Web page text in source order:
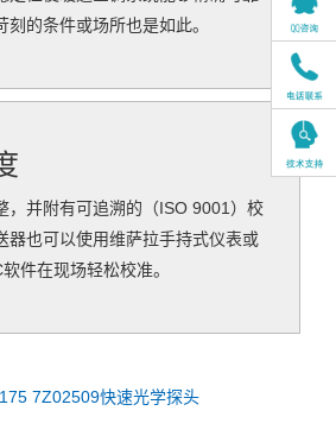
的条件或场所也是如此。
，并附有可追溯的（ISO 9001）校
器也可以使用维萨拉手持式仪表或
件在现场轻松校准。
7Z02509快速光学探头